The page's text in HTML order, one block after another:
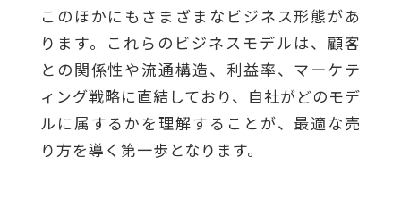
このほかにもさまざまなビジネス形態があ
ります。これらのビジネスモデルは、顧客
との関係性や流通構造、利益率、マーケテ
ィング戦略に直結しており、自社がどのモデ
ルに属するかを理解することが、最適な売
り方を導く第一歩となります。